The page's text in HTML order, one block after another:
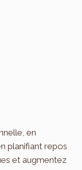
en
planifiant repos
et augmentez